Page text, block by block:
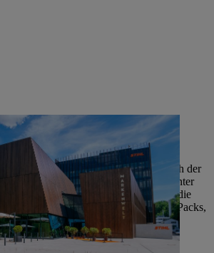
in Deutschland, wenn man nach der
und Mitarbeiter geht. Hier sind unter
Entwicklungszentrum, der Einkauf, die
Führungsschienen und Akku-Packs,
zu Hause.
Waiblingen